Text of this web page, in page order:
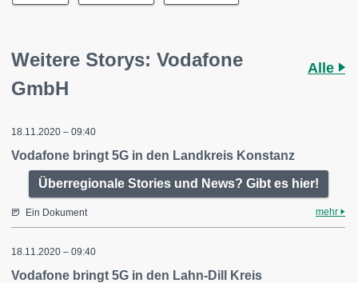
Weitere Storys: Vodafone
GmbH
Alle
18.11.2020 – 09:40
Vodafone bringt 5G in den Landkreis Konstanz
Überregionale Stories und News? Gibt es hier!
Ein Dokument mehr
18.11.2020 – 09:40
Vodafone bringt 5G in den Lahn-Dill Kreis